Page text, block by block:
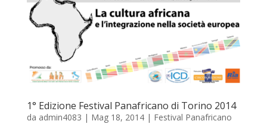
1° Edizione Festival Panafricano di Torino 2014
da admin4083 | Mag 18, 2014| Festival Panafricano